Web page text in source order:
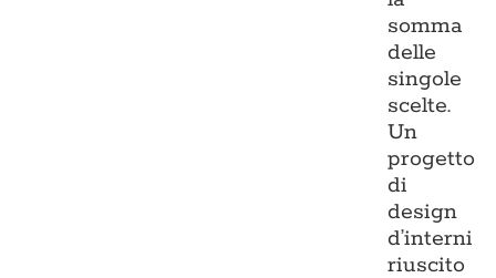
somma
delle
singole
scelte.
Un
progetto
di
design
d’interni
riuscito